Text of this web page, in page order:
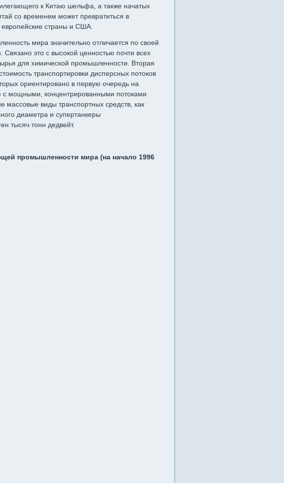
к Ки­таю шельфа, а также начатых
со временем может превратиться в
страны и США.
мира значительно от­личается по своей
это с высокой ценностью почти всех
для химической промышленности. Вторая
транспортировки дисперсных потоков
ориентировано в первую очередь на
с мощными, концен­трированными потоками
мас­совые виды транспортных средств, как
диаметра и супертанкеры
тысяч тонн дедвейт.
промышленности мира (на начало 1996